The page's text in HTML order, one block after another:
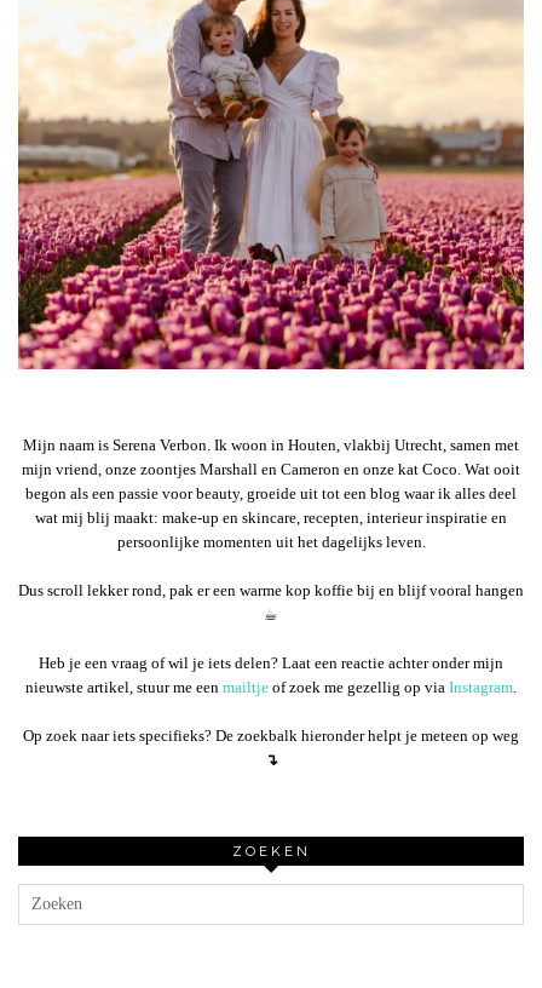
Mijn naam is Serena Verbon. Ik woon in Houten, vlakbij Utrecht, samen met
mijn vriend, onze zoontjes Marshall en Cameron en onze kat Coco. Wat ooit
begon als een passie voor beauty, groeide uit tot een blog waar ik alles deel
wat mij blij maakt: make-up en skincare, recepten, interieur inspiratie en
persoonlijke momenten uit het dagelijks leven.
Dus scroll lekker rond, pak er een warme kop koffie bij en blijf vooral hangen
☕︎
Heb je een vraag of wil je iets delen? Laat een reactie achter onder mijn
nieuwste artikel, stuur me een mailtje of zoek me gezellig op via Instagram
Op zoek naar iets specifieks? De zoekbalk hieronder helpt je meteen op weg
↴
ZOEKEN